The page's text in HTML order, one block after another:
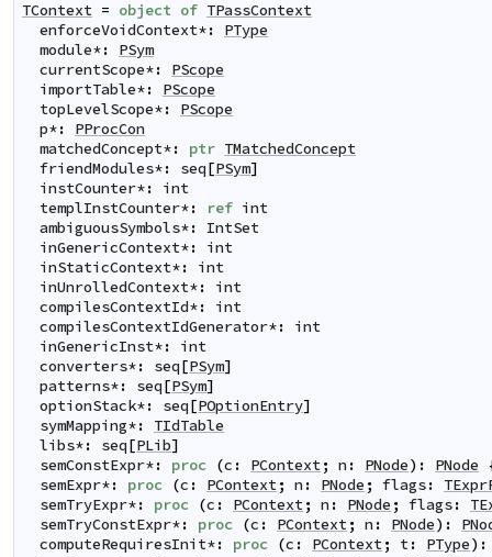
TContext = object of TPassContext
enforceVoidContext*:
PType
module*:
PSym
currentScope*:
PScope
importTable*:
PScope
topLevelScope*:
PScope
p*:
PProcCon
matchedConcept*: ptr TMatchedConcept
friendModules*: seq[PSym]
instCounter*:
int
templInstCounter*: ref int
ambiguousSymbols*:
IntSet
inGenericContext*:
int
inStaticContext*:
int
inUnrolledContext*:
int
compilesContextId*:
int
compilesContextIdGenerator*:
int
inGenericInst*:
int
converters*: seq[PSym]
patterns*: seq[PSym]
optionStack*: seq[POptionEntry]
symMapping*:
TIdTable
libs*: seq[PLib]
semConstExpr*: proc (c : PContext; n : PNode) : PNode
semExpr*: proc (c : PContext; n : PNode ; flags:
semTryExpr*: proc (c : PContext; n : PNode ; flags:
semTryConstExpr*: proc (c : PContext; n : PNode) :
computeRequiresInit*: proc (c : PContext; t: PType) :